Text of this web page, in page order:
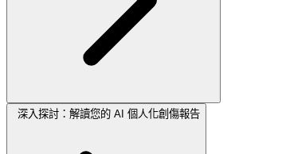
深入探討：解讀您的 AI 個人化創傷報告